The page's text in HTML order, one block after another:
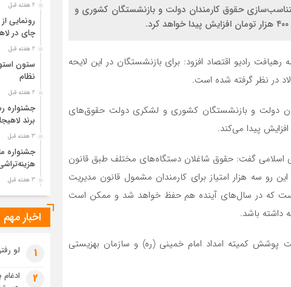
حقوق کارمندان دولت و بازنشستگان کشوری و
رادیو اقتصاد افزود: برای بازنشستگان در این لایحه
دولت و بازنشستگان کشوری و لشکری دولت حقوق‌های
گفت: حقوق شاغلان دستگاه‌های مختلف طبق قانون
رو سه هزار امتیاز برای کارمندان مشمول قانون مدیریت
که در سال‌های آینده هم حفظ خواهد شد و ممکن است
داشته باشد.
پوشش کمیته امداد امام خمینی (ره) و سازمان بهزیستی
2 هفته قبل
رونمایی
چای در
2 هفته قبل
ستون
نظام
2 هفته قبل
جشنواره
برند
3 هفته قبل
جشنواره
3 هفته قبل
پیکر
رضوی
آخر در
تصاویر
اخبار مهم
1 لو
2